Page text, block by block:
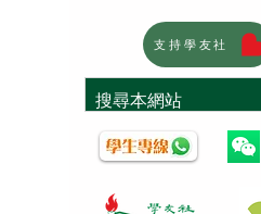
支持學友社